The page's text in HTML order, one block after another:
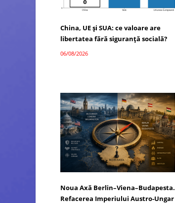
China, UE și SUA: ce valoare are
libertatea fără siguranță socială?
06/08/2026
Noua Axă Berlin–Viena–Budapesta.
Refacerea Imperiului Austro-Ungar